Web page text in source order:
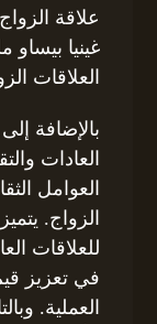
علاقة
غينيا بيساو
العلاقات
بالإضافة
العادات
العوامل
الزواج.
للعلاقات
في تعزيز
العملية.